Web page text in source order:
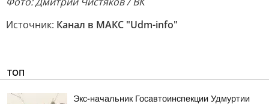
Источник: Канал в МАКС "Udm-info"
ТОП
Экс-начальник Госавтоинспекции Удмуртии